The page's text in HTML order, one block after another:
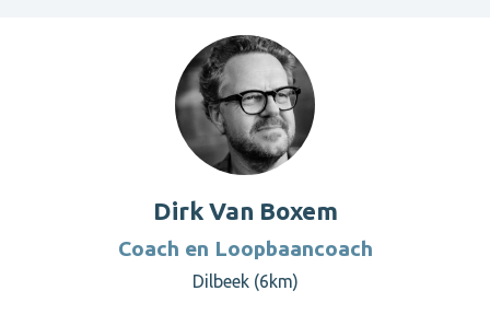
Dirk Van Boxem
Coach en Loopbaancoach
Dilbeek (6km)